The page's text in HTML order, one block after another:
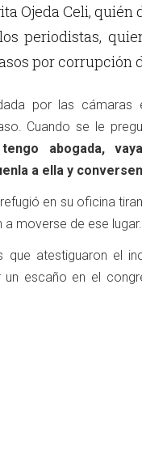
Ojeda Celi,
periodistas,
por corrupción
por las
Cuando se le
abogada,
a ella y
en su oficina
moverse de ese lugar.
que atestiguaron el
un escaño en el